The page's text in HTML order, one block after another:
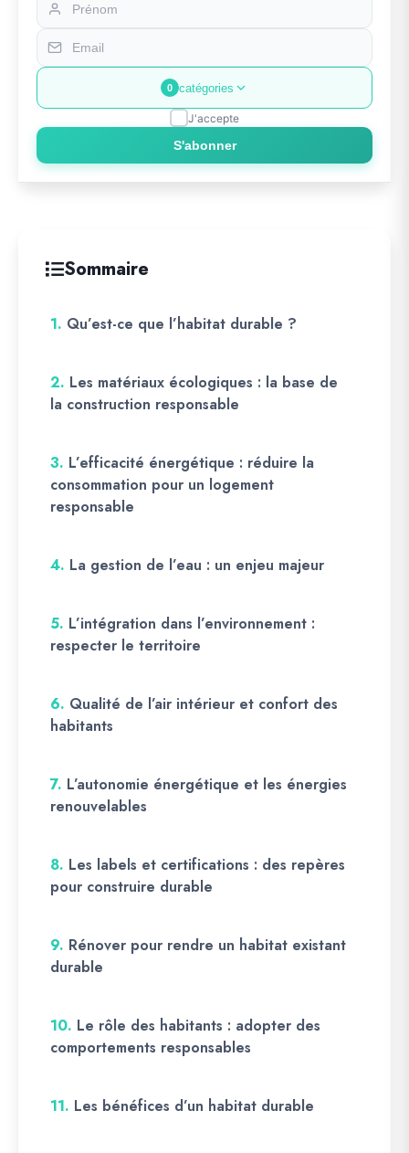
0 catégories
J'accepte
S'abonner
Sommaire
1. Qu’est-ce que l’habitat durable ?
2. Les matériaux écologiques : la base de
la construction responsable
3. L’efficacité énergétique : réduire la
consommation pour un logement
responsable
4. La gestion de l’eau : un enjeu majeur
5. L’intégration dans l’environnement :
respecter le territoire
6. Qualité de l’air intérieur et confort des
habitants
7. L’autonomie énergétique et les énergies
renouvelables
8. Les labels et certifications : des repères
pour construire durable
9. Rénover pour rendre un habitat existant
durable
10. Le rôle des habitants : adopter des
comportements responsables
11. Les bénéfices d’un habitat durable